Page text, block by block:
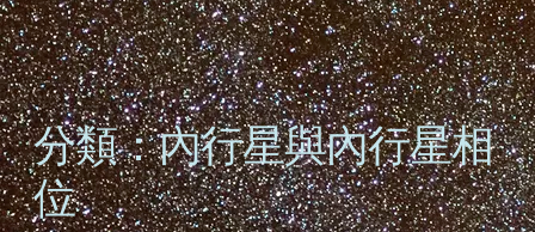
分類：內行星與內行星相
位